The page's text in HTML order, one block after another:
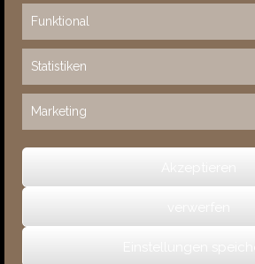
Funktional
Statistiken
Marketing
Besucher seit 08/​2021
This Week